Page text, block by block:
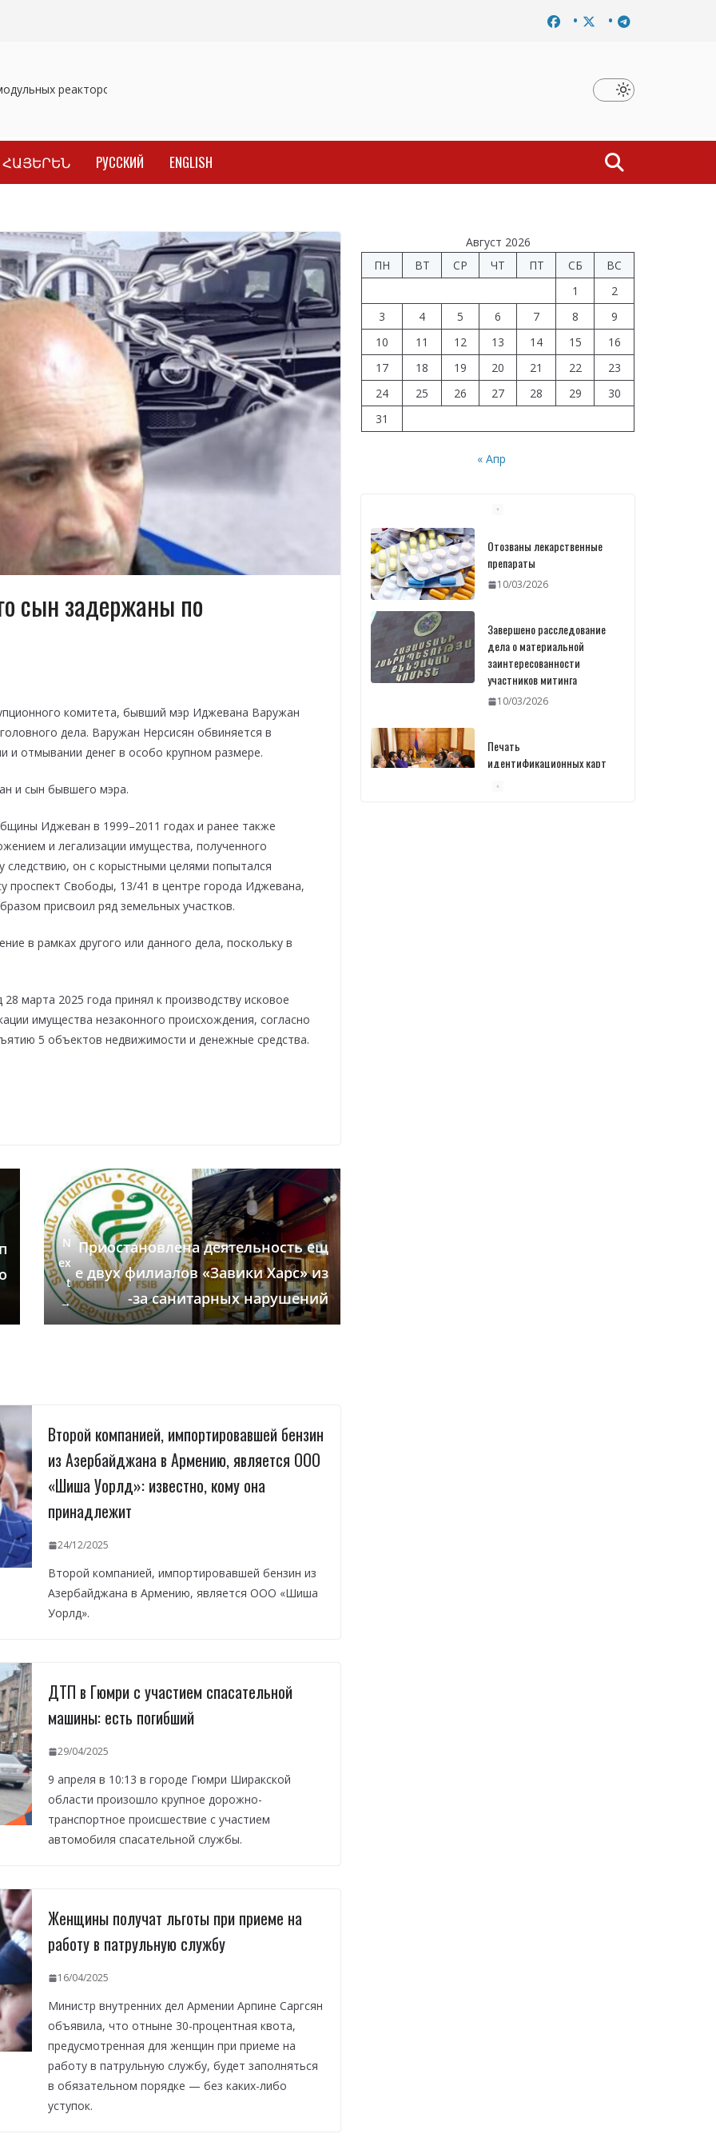
реакторов Завершено расследование дела о материальной
ՀԱՅԵՐԵՆ РУССКИЙ ENGLISH
сын задержаны по
комитета, бывший мэр Иджевана Варужан
дела. Варужан Нерсисян обвиняется в
отмывании денег в особо крупном размере.
и сын бывшего мэра.
Иджеван в 1999–2011 годах и ранее также
и легализации имущества, полученного
следствию, он с корыстными целями попытался
проспект Свободы, 13/41 в центре города Иджевана,
присвоил ряд земельных участков.
в рамках другого или данного дела, поскольку в
марта 2025 года принял к производству исковое
имущества незаконного происхождения, согласно
5 объектов недвижимости и денежные средства.
N
ex
t
→
Приостановлена деятельность ещ
е двух филиалов «Завики Харс» из
-за санитарных нарушений
Второй компанией, импортировавшей бензин
из Азербайджана в Армению, является ООО
«Шиша Уорлд»: известно, кому она
принадлежит
24/12/2025
Второй компанией, импортировавшей бензин из
Азербайджана в Армению, является ООО «Шиша
Уорлд».
ДТП в Гюмри с участием спасательной
машины: есть погибший
29/04/2025
9 апреля в 10:13 в городе Гюмри Ширакской
области произошло крупное дорожно-
транспортное происшествие с участием
автомобиля спасательной службы.
Женщины получат льготы при приеме на
работу в патрульную службу
16/04/2025
Министр внутренних дел Армении Арпине Саргсян
объявила, что отныне 30-процентная квота,
предусмотренная для женщин при приеме на
работу в патрульную службу, будет заполняться
в обязательном порядке — без каких-либо
уступок.
Август 2026
ПН
ВТ СР ЧТ ПТ СБ
ВС
1
2
3
4 5 6 7 8
9
10
11 12 13 14 15
16
17
18 19 20 21 22
23
24
25 26 27 28 29
30
31
« Апр
заинтересованности
участников митинга
уже началась: В
министерстве состоялась
встреча